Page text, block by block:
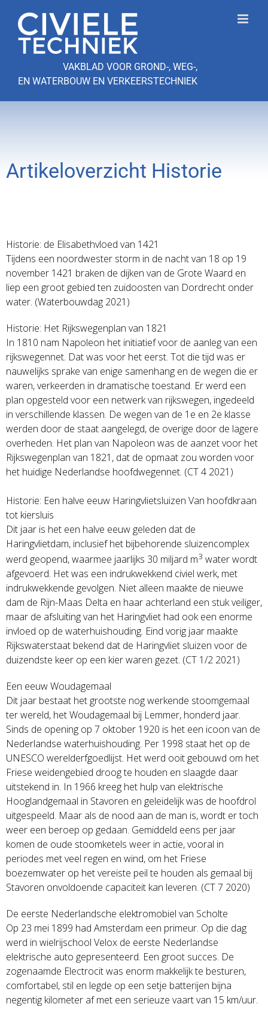
naar
inhoud
VAKBLAD VOOR GROND-, WEG-,
EN WATERBOUW EN VERKEERSTECHNIEK
Artikeloverzicht Historie
Historie: de Elisabethvloed van 1421
Tijdens een noordwester storm in de nacht van 18 op 19
november 1421 braken de dijken van de Grote Waard en
liep een groot gebied ten zuidoosten van Dordrecht onder
water. (Waterbouwdag 2021)
Historie: Het Rijkswegenplan van 1821
In 1810 nam Napoleon het initiatief voor de aanleg van een
rijkswegennet. Dat was voor het eerst. Tot die tijd was er
nauwelijks sprake van enige samenhang en de wegen die er
waren, verkeerden in dramatische toestand. Er werd een
plan opgesteld voor een netwerk van rijkswegen, ingedeeld
in verschillende klassen. De wegen van de 1e en 2e klasse
werden door de staat aangelegd, de overige door de lagere
overheden. Het plan van Napoleon was de aanzet voor het
Rijkswegenplan van 1821, dat de opmaat zou worden voor
het huidige Nederlandse hoofdwegennet. (CT 4 2021)
Historie: Een halve eeuw Haringvlietsluizen Van hoofdkraan
tot kiersluis
Dit jaar is het een halve eeuw geleden dat de
Haringvlietdam, inclusief het bijbehorende sluizencomplex
werd geopend, waarmee jaarlijks 30 miljard m3 water wordt
afgevoerd. Het was een indrukwekkend civiel werk, met
indrukwekkende gevolgen. Niet alleen maakte de nieuwe
dam de Rijn-Maas Delta en haar achterland een stuk veiliger,
maar de afsluiting van het Haringvliet had ook een enorme
invloed op de waterhuishouding. Eind vorig jaar maakte
Rijkswaterstaat bekend dat de Haringvliet sluizen voor de
duizendste keer op een kier waren gezet. (CT 1/2 2021)
Een eeuw Woudagemaal
Dit jaar bestaat het grootste nog werkende stoomgemaal
ter wereld, het Woudagemaal bij Lemmer, honderd jaar.
Sinds de opening op 7 oktober 1920 is het een icoon van de
Nederlandse waterhuishouding. Per 1998 staat het op de
UNESCO werelderfgoedlijst. Het werd ooit gebouwd om het
Friese weidengebied droog te houden en slaagde daar
uitstekend in. In 1966 kreeg het hulp van elektrische
Hooglandgemaal in Stavoren en geleidelijk was de hoofdrol
uitgespeeld. Maar als de nood aan de man is, wordt er toch
weer een beroep op gedaan. Gemiddeld eens per jaar
komen de oude stoomketels weer in actie, vooral in
periodes met veel regen en wind, om het Friese
boezemwater op het vereiste peil te houden als gemaal bij
Stavoren onvoldoende capaciteit kan leveren. (CT 7 2020)
De eerste Nederlandsche elektromobiel van Scholte
Op 23 mei 1899 had Amsterdam een primeur. Op die dag
werd in wielrijschool Velox de eerste Nederlandse
elektrische auto gepresenteerd. Een groot succes. De
zogenaamde Electrocit was enorm makkelijk te besturen,
comfortabel, stil en legde op een setje batterijen bijna
negentig kilometer af met een serieuze vaart van 15 km/uur.